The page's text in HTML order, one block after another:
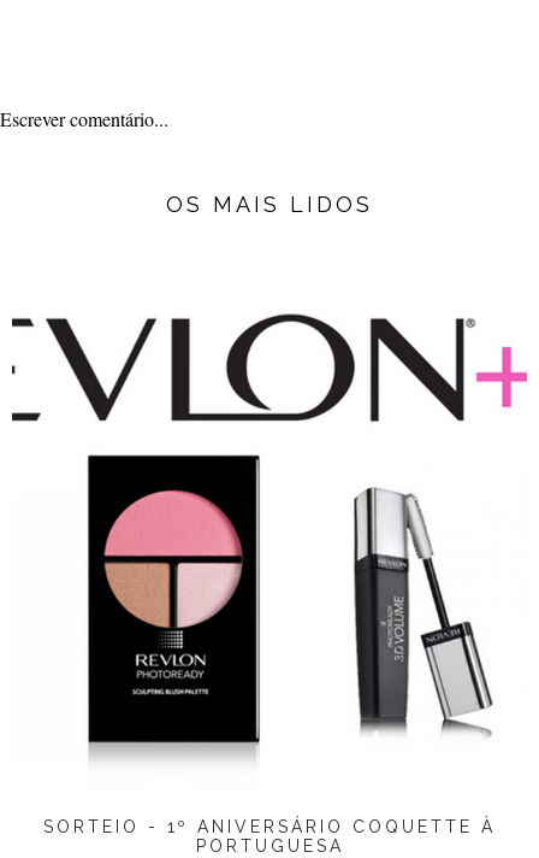
Escrever comentário...
OS MAIS LIDOS
SORTEIO - 1º ANIVERSÁRIO COQUETTE À
PORTUGUESA